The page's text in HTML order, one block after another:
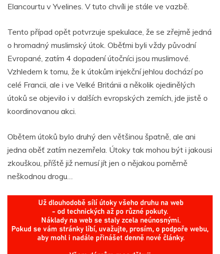
Elancourtu v Yvelines. V tuto chvíli je stále ve vazbě.
Tento případ opět potvrzuje spekulace, že se zřejmě jedná
o hromadný muslimský útok. Oběťmi byli vždy původní
Evropané, zatím 4 dopadení útočníci jsou muslimové.
Vzhledem k tomu, že k útokům injekční jehlou dochází po
celé Francii, ale i ve Velké Británii a několik ojedinělých
útoků se objevilo i v dalších evropských zemích, jde jistě o
koordinovanou akci.
Obětem útoků bylo druhý den většinou špatně, ale ani
jedna oběť zatím nezemřela. Útoky tak mohou být i jakousi
zkouškou, příště již nemusí jít jen o nějakou poměrně
neškodnou drogu…